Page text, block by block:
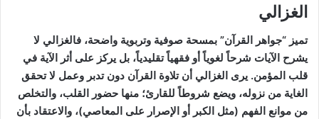
الغزالي
تميز “جواهر القرآن” بمسحة صوفية وتربوية واضحة، فالغزالي لا
يشرح الآيات شرحاً لغوياً أو فقهياً تقليدياً، بل يركز على أثر الآية في
قلب المؤمن. يرى الغزالي أن تلاوة القرآن دون تدبر وعمل لا تحقق
الغاية من نزوله، ويضع شروطاً للقارئ؛ منها حضور القلب، والتخلص
من موانع الفهم (مثل الكبر أو الإصرار على المعاصي)، والاعتقاد بأن